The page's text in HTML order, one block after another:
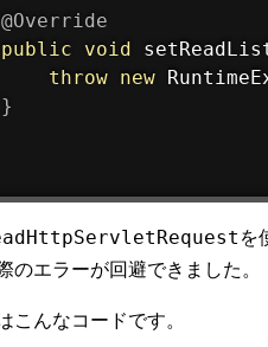
@Override
public
void
throw new
}
を
のエラーが回避できました。
こんなコードです。